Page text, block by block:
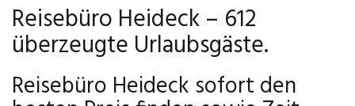
Reisebüro Heideck – 612
überzeugte Urlaubsgäste.
Reisebüro Heideck sofort den